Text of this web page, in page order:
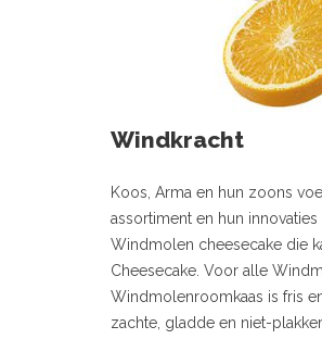
Windkracht
Koos, Arma en hun zoons
assortiment en hun
Windmolen cheesecake die
Cheesecake. Voor alle
Windmolenroomkaas is fris
zachte, gladde en niet-